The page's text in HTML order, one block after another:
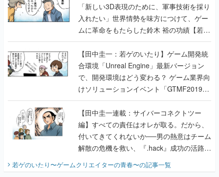
「新しい3D表現のために、軍事技術を採り
入れたい」世界情勢を味方につけて、ゲー
ムに革命をもたらした鈴木 裕の功績【若ゲ
のいたり】
【田中圭一：若ゲのいたり】ゲーム開発統
合環境「Unreal Engine」最新バージョン
で、開発環境はどう変わる？ ゲーム業界向
けソリューションイベント「GTMF2019」
に行って、より理解を深めよう【PR】
【田中圭一連載：サイバーコネクトツー
編】すべての責任はオレが取る。だから、
付いてきてくれないか──男の熱意はチーム
解散の危機を救い、『.hack』成功の活路を
『少年ジャンプ』色だった【若ゲのいた
若ゲのいたり〜ゲームクリエイターの青春〜の記事一覧